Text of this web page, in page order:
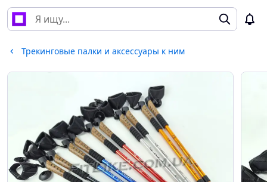
Трекинговые палки и аксессуары к ним